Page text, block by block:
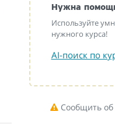
Нужна
Используйте
нужного курса!
AI-поиск по
Сообщить об